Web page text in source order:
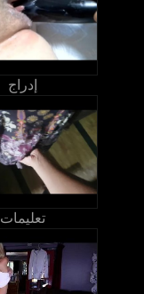
إدراج
تعليمات